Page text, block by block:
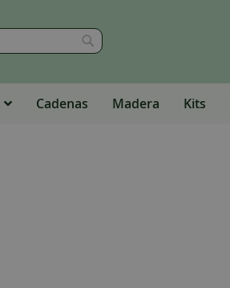
Buscar
Cadenas Madera Kits